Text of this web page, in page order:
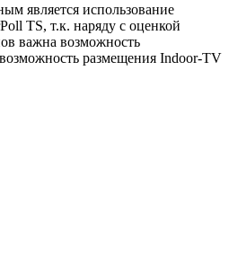
является использование
TS, т.к. наряду с оценкой
важна возможность
размещения Indoor-TV